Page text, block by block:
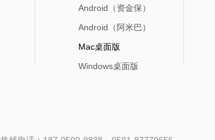
Android（资金保）
Android（阿米巴）
Mac桌面版
Windows桌面版